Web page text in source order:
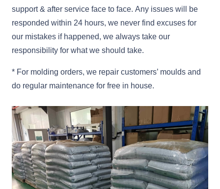
support & after service face to face. Any issues will be
responded within 24 hours, we never find excuses for
our mistakes if happened, we always take our
responsibility for what we should take.
* For molding orders, we repair customers’ moulds and
do regular maintenance for free in house.